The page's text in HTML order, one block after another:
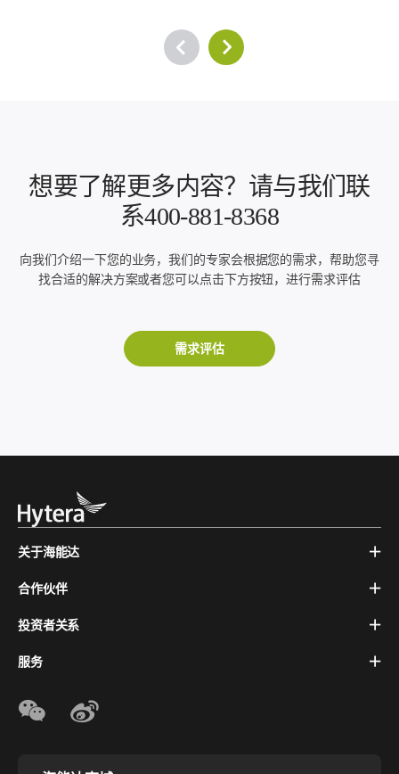
想要了解更多内容？请与我们联
系400-881-8368
向我们介绍一下您的业务，我们的专家会根据您的需求，帮助您寻
找合适的解决方案或者您可以点击下方按钮，进行需求评估
需求评估
关于海能达
合作伙伴
投资者关系
服务